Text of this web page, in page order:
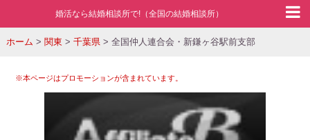
婚活なら結婚相談所で!（全国の結婚相談所）
ホーム > 関東 > 千葉県> 全国仲人連合会・新鎌ヶ谷駅前支部
※本ページはプロモーションが含まれています。